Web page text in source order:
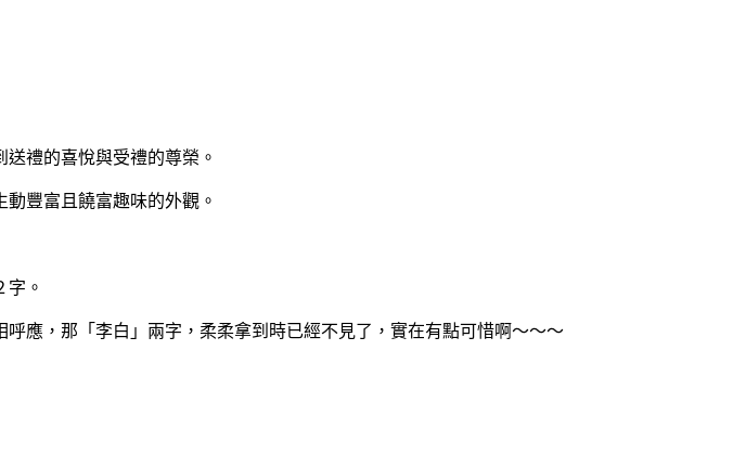
禮的喜悅與受禮的尊榮。
豐富且饒富趣味的外觀。
字。
呼應，那「李白」兩字，柔柔拿到時已經不見了，實在有點可惜啊～～～